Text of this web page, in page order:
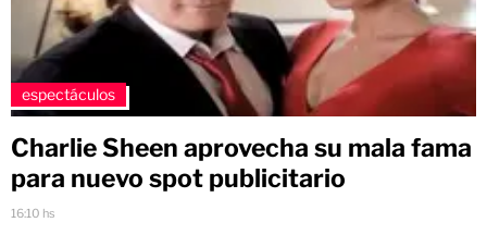
espectáculos
Charlie Sheen aprovecha su mala fama
para nuevo spot publicitario
16:10 hs